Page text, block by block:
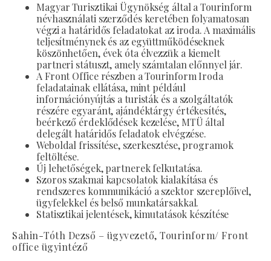
Magyar Turisztikai Ügynökség által a Tourinform
névhasználati szerződés keretében folyamatosan
végzi a határidős feladatokat az iroda. A maximális
teljesítménynek és az együttműködéseknek
köszönhetően, évek óta élvezzük a kiemelt
partneri státuszt, amely számtalan előnnyel jár.
A Front Office részben a Tourinform Iroda
feladatainak ellátása, mint például
információnyújtás a turisták és a szolgáltatók
részére egyaránt, ajándéktárgy értékesítés,
beérkező érdeklődések kezelése, MTÜ által
delegált határidős feladatok elvégzése.
Weboldal frissítése, szerkesztése, programok
feltöltése.
Új lehetőségek, partnerek felkutatása.
Szoros szakmai kapcsolatok kialakítása és
rendszeres kommunikáció a szektor szereplőivel,
ügyfelekkel és belső munkatársakkal.
Statisztikai jelentések, kimutatások készítése
Sahin-Tóth Dezső – ügyvezető, Tourinform/ Front
office ügyintéző